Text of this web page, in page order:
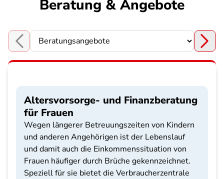
Beratung & Angebote
Choose a section
Altersvorsorge- und Finanzberatung
für Frauen
Wegen längerer Betreuungszeiten von Kindern
und anderen Angehörigen ist der Lebenslauf
und damit auch die Einkommenssituation von
Frauen häufiger durch Brüche gekennzeichnet.
Speziell für sie bietet die Verbraucherzentrale